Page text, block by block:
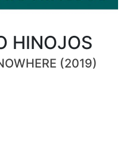
HINOJOS
(2019)